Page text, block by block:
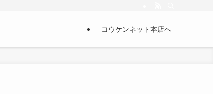
コウケンネット本店へ